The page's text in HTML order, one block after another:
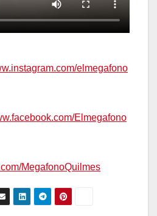
elmegafono
Elmegafono
MegafonoQuilmes